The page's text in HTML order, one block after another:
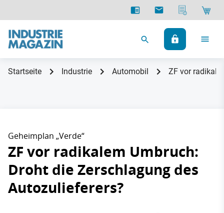
Startseite Industrie Automobil ZF vor
Geheimplan „Verde“
ZF vor radikalem Umbruch:
Droht die Zerschlagung des
Autozulieferers?